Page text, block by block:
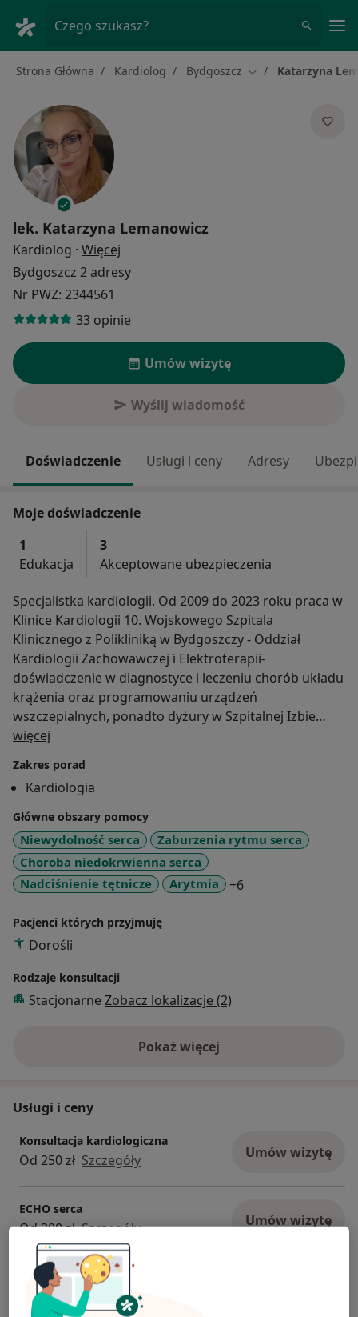
Czego szukasz?
Strona Główna Kardiolog Bydgoszcz Zmień miasto
Katarzyna
lek. Katarzyna Lemanowicz
Kardiolog · Więcej
Bydgoszcz 2 adresy
Nr PWZ: 2344561
33 opinie
Umów wizytę
Wyślij wiadomość
Doświadczenie Usługi i ceny Adresy
Moje doświadczenie
1
Edukacja
3
Akceptowane ubezpieczenia
Specjalistka kardiologii. Od 2009 do 2023 roku praca w
Klinice Kardiologii 10. Wojskowego Szpitala
Klinicznego z Polikliniką w Bydgoszczy - Oddział
Kardiologii Zachowawczej i Elektroterapii-
doświadczenie w diagnostyce i leczeniu chorób układu
krążenia oraz programowaniu urządzeń
wszczepialnych, ponadto dyżury w Szpitalnej Izbie
Przyjęć oraz Oddziale Intensywnego Nadzoru
Zajmuję się leczeniem pacjentów z chorobami układu
krążenia, tj. chorobą niedokrwienną serca,
niewydolnością serca, nadciśnieniem tętniczym ,
zaburzeniami rytmu serca . Wykonuję badania
echokardiograficzne, opisuję badania Holtera.
więcej
Zakres porad
Kardiologia
Główne obszary pomocy
Niewydolność serca
Zaburzenia rytmu serca
Choroba niedokrwienna serca
Nadciśnienie tętnicze
Arytmia +6
Pacjenci których przyjmuję
Dorośli
Rodzaje konsultacji
Stacjonarne Zobacz lokalizacje (2)
Pokaż więcejo doświadczeniu
Usługi i ceny
Konsultacja kardiologiczna
Od 250 zł Szczegóły Umów wizytę
ECHO serca
Od 300 zł Szczegóły Umów wizytę
Konsultacja kardiologiczna + EKG +
ECHO serca
450 zł Szczegóły